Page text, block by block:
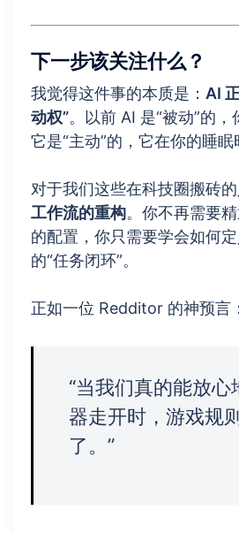
下一步该关注什么？
我觉得这件事的本质是： AI
动权”。以前 AI 是“被动”的
它是“主动”的，它在你的睡眠
对于我们这些在科技圈搬砖
工作流的重构。你不再需要
的配置，你只需要学会如何
的“任务闭环”。
正如一位 Redditor 的神预言：
“当我们真的能放心
器走开时，游戏规
了。”